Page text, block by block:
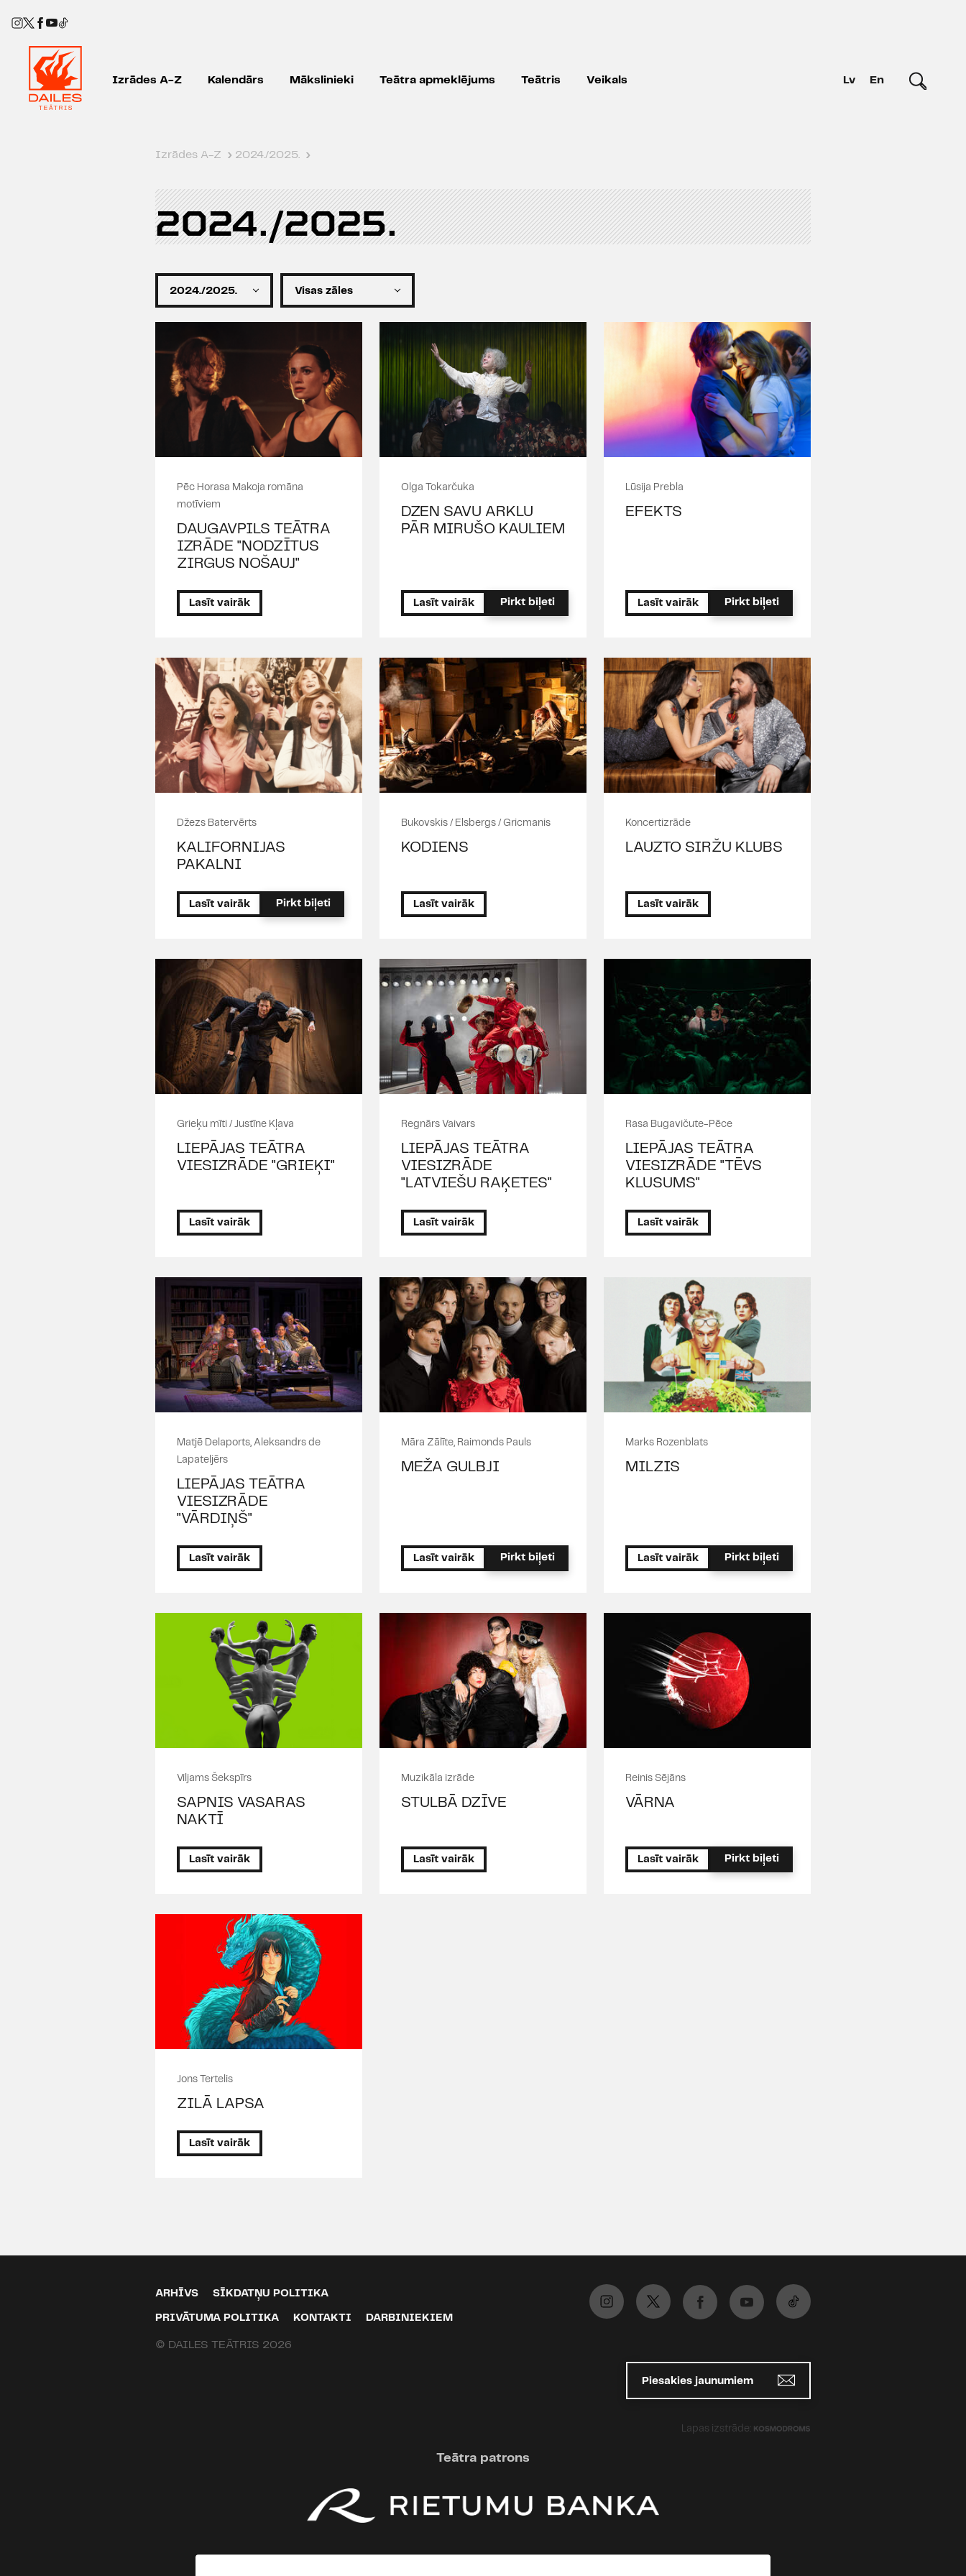
Izrādes A-Z Kalendārs Mākslinieki Teātra apmeklējums Teātris Veikals Lv En
Izrādes A-Z › 2024./2025. ›
2024./2025.
Pēc Horasa Makoja romāna
motīviem
DAUGAVPILS TEĀTRA
IZRĀDE "NODZĪTUS
ZIRGUS NOŠAUJ"
Lasīt vairāk
Olga Tokarčuka
DZEN SAVU ARKLU
PĀR MIRUŠO KAULIEM
Lasīt vairāk Pirkt biļeti
Lūsija Prebla
EFEKTS
Lasīt vairāk Pirkt biļeti
Džezs Batervērts
KALIFORNIJAS
PAKALNI
Lasīt vairāk Pirkt biļeti
Bukovskis / Elsbergs / Gricmanis
KODIENS
Lasīt vairāk
Koncertizrāde
LAUZTO SIRŽU KLUBS
Lasīt vairāk
Grieķu mīti / Justīne Kļava
LIEPĀJAS TEĀTRA
VIESIZRĀDE "GRIEĶI"
Lasīt vairāk
Regnārs Vaivars
LIEPĀJAS TEĀTRA
VIESIZRĀDE
"LATVIEŠU RAĶETES"
Lasīt vairāk
Rasa Bugavičute-Pēce
LIEPĀJAS TEĀTRA
VIESIZRĀDE "TĒVS
KLUSUMS"
Lasīt vairāk
Matjē Delaports, Aleksandrs de
Lapateljērs
LIEPĀJAS TEĀTRA
VIESIZRĀDE
"VĀRDIŅŠ"
Lasīt vairāk
Māra Zālīte, Raimonds Pauls
MEŽA GULBJI
Lasīt vairāk Pirkt biļeti
Marks Rozenblats
MILZIS
Lasīt vairāk Pirkt biļeti
Viljams Šekspīrs
SAPNIS VASARAS
NAKTĪ
Lasīt vairāk
Muzikāla izrāde
STULBĀ DZĪVE
Lasīt vairāk
Reinis Sējāns
VĀRNA
Lasīt vairāk Pirkt biļeti
Jons Tertelis
ZILĀ LAPSA
Lasīt vairāk
ARHĪVS SĪKDATŅU POLITIKA
PRIVĀTUMA POLITIKA KONTAKTI DARBINIEKIEM
Piesakies jaunumiem
© DAILES TEĀTRIS 2026
Lapas izstrāde:
Teātra patrons